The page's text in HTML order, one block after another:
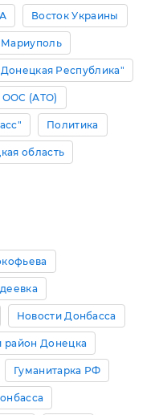
Восток Украины
Республика"
ООС (АТО)
Политика
область
Новости Донбасса
район Донецка
Гуманитарка РФ